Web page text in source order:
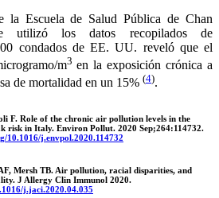
la Escuela de Salud Pública de Chan
utilizó los datos recopilados de
condados de EE. UU. reveló que el
m3 en la exposición crónica a
de mortalidad en un 15% (4).
F. Role of the chronic air pollution levels in the
risk in Italy. Environ Pollut. 2020 Sep;264:114732.
10.1016/j.envpol.2020.114732
Mersh TB. Air pollution, racial disparities, and
J Allergy Clin Immunol 2020.
j.jaci.2020.04.035